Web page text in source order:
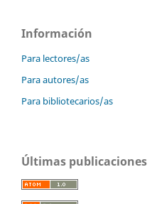
Información
Para lectores/as
Para autores/as
Para bibliotecarios/as
Últimas publicaciones